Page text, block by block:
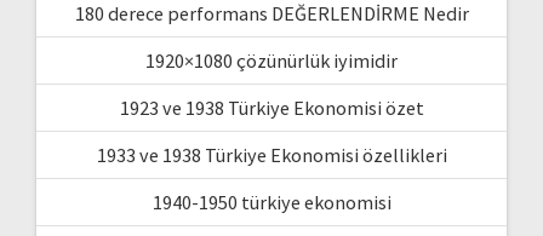
180 derece performans DEĞERLENDİRME Nedir
1920×1080 çözünürlük iyimidir
1923 ve 1938 Türkiye Ekonomisi özet
1933 ve 1938 Türkiye Ekonomisi özellikleri
1940-1950 türkiye ekonomisi